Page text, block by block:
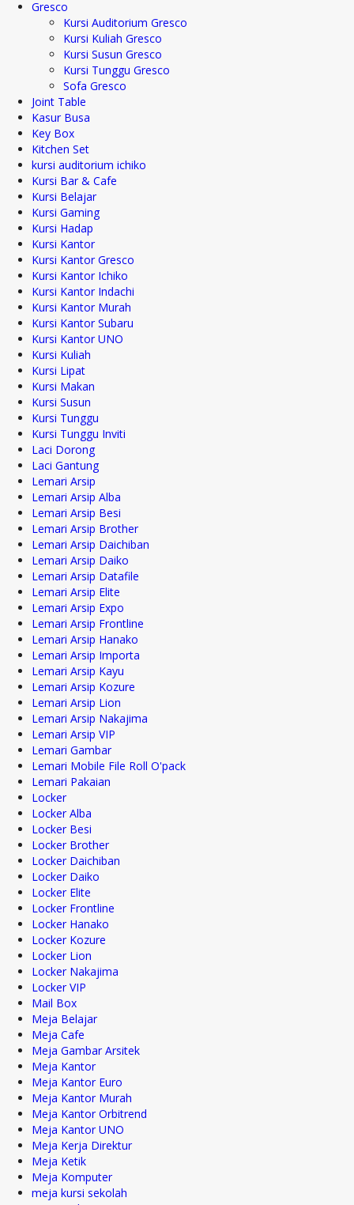
Gresco
Kursi Auditorium Gresco
Kursi Kuliah Gresco
Kursi Susun Gresco
Kursi Tunggu Gresco
Sofa Gresco
Joint Table
Kasur Busa
Key Box
Kitchen Set
kursi auditorium ichiko
Kursi Bar & Cafe
Kursi Belajar
Kursi Gaming
Kursi Hadap
Kursi Kantor
Kursi Kantor Gresco
Kursi Kantor Ichiko
Kursi Kantor Indachi
Kursi Kantor Murah
Kursi Kantor Subaru
Kursi Kantor UNO
Kursi Kuliah
Kursi Lipat
Kursi Makan
Kursi Susun
Kursi Tunggu
Kursi Tunggu Inviti
Laci Dorong
Laci Gantung
Lemari Arsip
Lemari Arsip Alba
Lemari Arsip Besi
Lemari Arsip Brother
Lemari Arsip Daichiban
Lemari Arsip Daiko
Lemari Arsip Datafile
Lemari Arsip Elite
Lemari Arsip Expo
Lemari Arsip Frontline
Lemari Arsip Hanako
Lemari Arsip Importa
Lemari Arsip Kayu
Lemari Arsip Kozure
Lemari Arsip Lion
Lemari Arsip Nakajima
Lemari Arsip VIP
Lemari Gambar
Lemari Mobile File Roll O'pack
Lemari Pakaian
Locker
Locker Alba
Locker Besi
Locker Brother
Locker Daichiban
Locker Daiko
Locker Elite
Locker Frontline
Locker Hanako
Locker Kozure
Locker Lion
Locker Nakajima
Locker VIP
Mail Box
Meja Belajar
Meja Cafe
Meja Gambar Arsitek
Meja Kantor
Meja Kantor Euro
Meja Kantor Murah
Meja Kantor Orbitrend
Meja Kantor UNO
Meja Kerja Direktur
Meja Ketik
Meja Komputer
meja kursi sekolah